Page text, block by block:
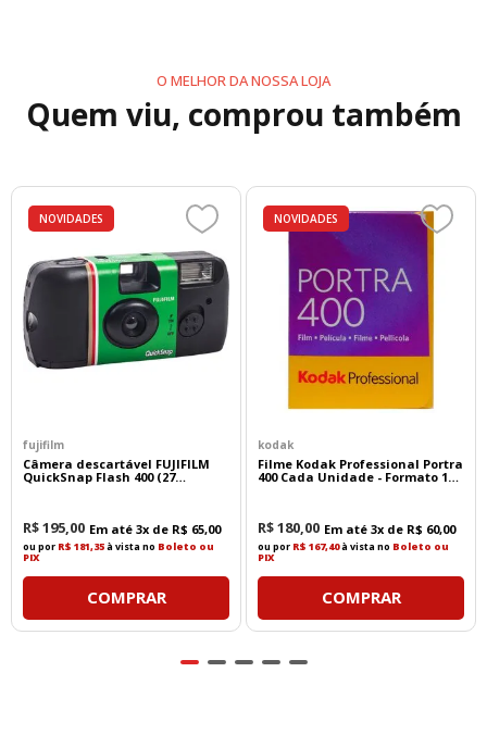
O MELHOR DA NOSSA LOJA
Quem viu, comprou também
NOVIDADES
fujifilm
Câmera descartável FUJIFILM
QuickSnap Flash 400 (27
R$195,00 Em até 3x de R$ 65,00
ou por R$ 181,35à vista no Boleto ou
PIX
COMPRAR
NOVIDADES
kodak
Filme Kodak Professional Portra
400 Cada Unidade - Formato 135
R$180,00 Em até 3x de R$ 60,00
ou por R$ 167,40à vista no Boleto ou
PIX
COMPRAR